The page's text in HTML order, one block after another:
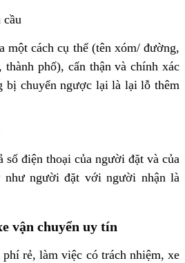
cách cụ thể (tên xóm/ đường,
thành phố), cẩn thận và chính xác
bị chuyển ngược lại là lại lỗ thêm
số điện thoại của người đặt và của
như người đặt với người nhận là
vận chuyển uy tín
rẻ, làm việc có trách nhiệm, xe